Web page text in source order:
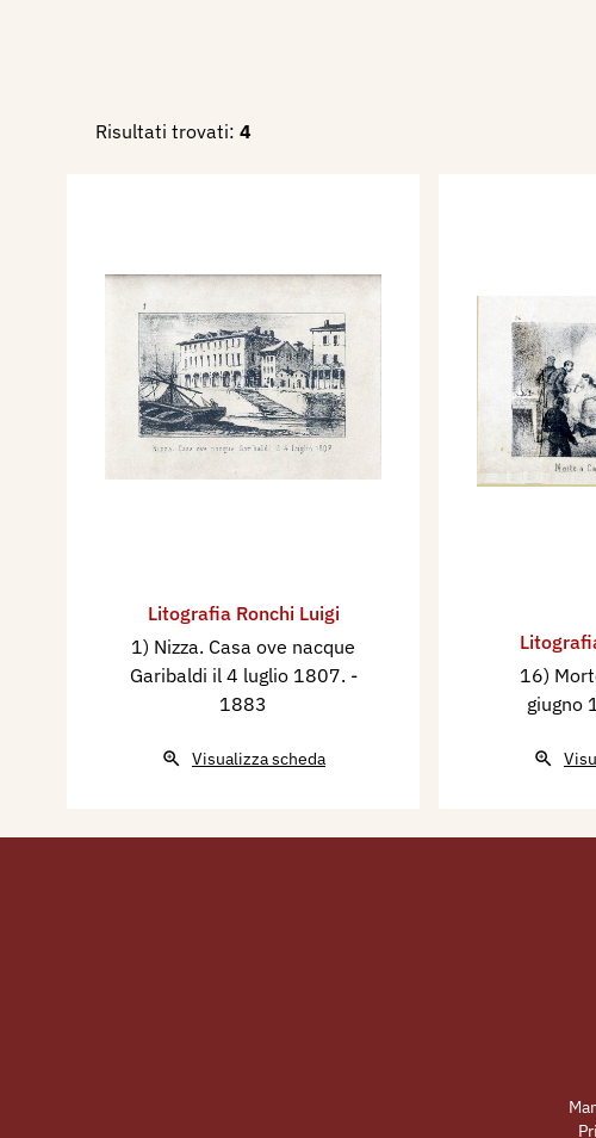
Guerra Americana contro il
di Morazzone Agosto 1848. 5)
6) Morte di Anita Garibaldi presso
Ritorno in America Fabbrica di
1859 S. Fermo. 9) 11 Maggio 1860
a Marsala. 10) Ingresso in Napoli
1870 Digione guerra Franco-
Risultati trovati: 4
Litografia Ronchi Luigi
1) Nizza. Casa ove nacque
Garibaldi il 4 luglio 1807. -
1883
Visualizza scheda
16)
giugno